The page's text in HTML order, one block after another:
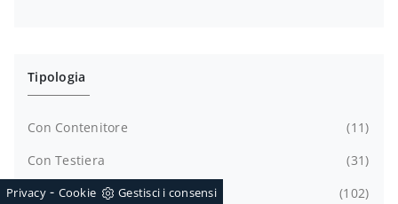
Tipologia
Con Contenitore
11
Con Testiera
31
Imbottiti
102
Privacy- Cookie Gestisci i consensi